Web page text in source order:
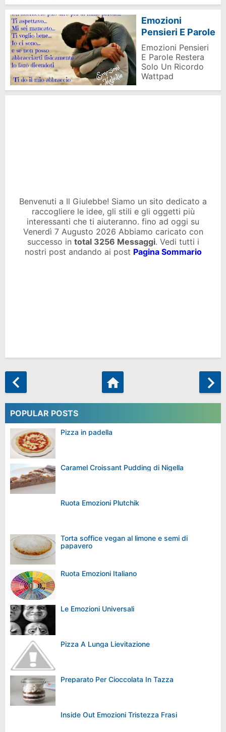
Emozioni
Pensieri E Parole
Emozioni Pensieri
E Parole Restera
Solo Un Ricordo
Wattpad
Benvenuti a Il Giulebbe! Siamo un sito dedicato a
raccogliere le idee, gli stili e gli oggetti più
interessanti che ti aiuteranno. fino ad oggi su
Venerdì 7 Augusto 2026 Abbiamo caricato con
successo in total 3256 Messaggi. Vedi tutti i
nostri post andando ai post Pagina Sommario
POPULAR POSTS
Pizza in padella
Caramel Croissant Pudding di Nigella
Ruota Emozioni Plutchik
Torta soffice vegan al limone e semi di
papavero
Ruota Emozioni Italiano
Le Emozioni Universali
Pizza A Lunga Lievitazione
Preparato Per Cioccolata In Tazza
Inside Out Emozioni Tristezza Frasi